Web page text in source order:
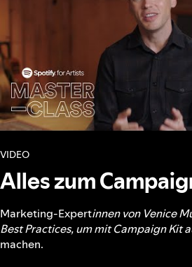
VIDEO
Alles zum
Marketing-Expertinnen von Venice
Best Practices, um mit Campaign Kit
machen.